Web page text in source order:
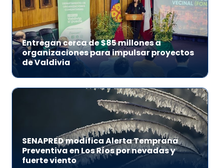
Entregan cerca de $85 millones a
organizaciones para impulsar proyectos
de Valdivia
SENAPRED modifica Alerta Temprana
Preventiva en Los Ríos por nevadas y
fuerte viento